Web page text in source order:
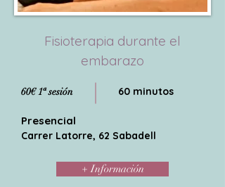
Fisioterapia durante el
embarazo
60€ 1ª sesión 60 minutos
Presencial
Carrer Latorre, 62 Sabadell
+ Información